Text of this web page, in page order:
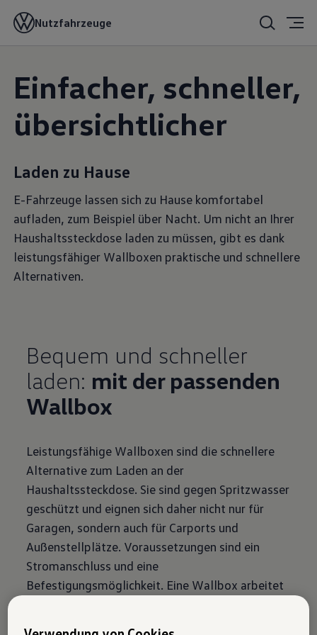
Nutzfahrzeuge
Einfacher, schneller,
übersichtlicher
Laden zu Hause
E-Fahrzeuge lassen sich zu Hause komfortabel
aufladen, zum Beispiel über Nacht. Um nicht an Ihrer
Haushaltssteckdose laden zu müssen, gibt es dank
leistungsfähiger Wallboxen praktische und schnellere
Alternativen.
Bequem und schneller
laden: mit der passenden
Wallbox
Leistungsfähige Wallboxen sind die schnellere
Alternative zum Laden an der
Haushaltssteckdose. Sie sind gegen Spritzwasser
geschützt und eignen sich daher nicht nur für
Garagen, sondern auch für Carports und
Außenstellplätze. Voraussetzungen sind ein
Stromanschluss und eine
Befestigungsmöglichkeit. Eine Wallbox arbeitet